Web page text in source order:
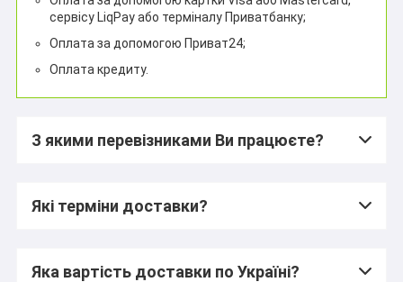
сервісу LiqPay або терміналу Приватбанку;
Оплата за допомогою Приват24;
Оплата кредиту.
З якими перевізниками Ви працюєте?
Які терміни доставки?
Яка вартість доставки по Україні?